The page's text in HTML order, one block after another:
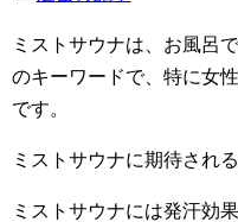
ミストサウナは、お風呂
のキーワードで、特に女
です。
ミストサウナに期待され
ミストサウナには発汗効